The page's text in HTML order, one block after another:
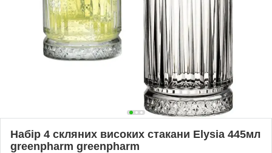
Набір 4 скляних високих стакани Elysia 445мл
greenpharm greenpharm